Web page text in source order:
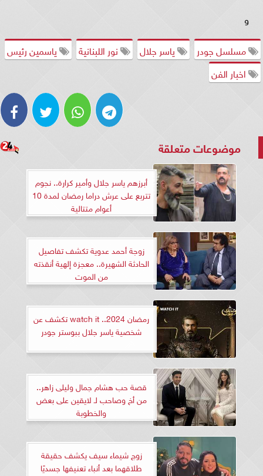
و
مسلسل جودر
ياسر جلال نور اللبنانية
ياسمين رئيس
اخبار الفن
موضوعات متعلقة
أبرزهم ياسر جلال وأمير كرارة.. نجوم
تتربع على عرش دراما رمضان لمدة 10
أعوام متتالية
زوجة أحمد عدوية تكشف تفاصيل
الحادثة الشهيرة.. معجزة إلهية أنقذته
من الموت
رمضان 2024.. watch it تكشف عن
شخصية ياسر جلال ببوستر جودر
قصة حب هشام جمال وليلى زاهر..
من أخ وصاحب لـ لايقين على بعض
والخطوبة
زوج شيماء سيف يكشف حقيقة
طلاقهما بعد أنباء تعنيفها جسديًا